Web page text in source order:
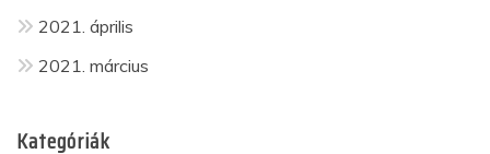
2021. április
2021. március
Kategóriák